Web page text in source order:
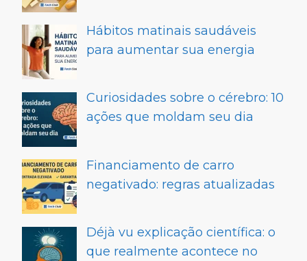
Hábitos matinais saudáveis
para aumentar sua energia
Curiosidades sobre o cérebro: 10
ações que moldam seu dia
Financiamento de carro
negativado: regras atualizadas
Déjà vu explicação científica: o
que realmente acontece no